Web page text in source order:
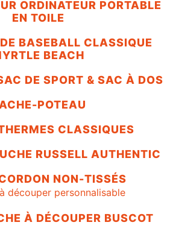
ORDINATEUR PORTABLE
EN TOILE
BASEBALL CLASSIQUE
BEACH
DE SPORT & SAC À DOS
POTEAU
CLASSIQUES
RUSSELL AUTHENTIC
NON-TISSÉS
À DÉCOUPER BUSCOT